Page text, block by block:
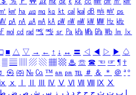
㎡ ㎢ ㏊ ㎍ ㎎ ㎏ ㏏ ㎈ ㎉ ㏈ ㎧ ㎨ ㎰
㎹ ㎀ ㎁ ㎂ ㎃ ㎄ ㎺ ㎻ ㎽ ㎾ ㎿ ㎐ ㎑
㏖ ㏅ ㎭ ㎮ ㎯ ㏛ ㎩ ㎪ ㎫ ㎬ ㏝ ㏐
㏓
■ △ ▽ → ← ↑ ↓ ↔ 〓 ◁ ◀ ▷ ▶ ♤
▒ ▤ ▨ ▧ ▦ ▩ ♨ ☏ ☎ ☜ ☞ ¶ †
㉿ ㈜ № ㏇ ™ ㏂ ㏘ ℡ ＃ ＆ ＊ ＠ ª º
ⅸ ⅹ Ⅳ Ⅴ Ⅵ Ⅶ Ⅷ Ⅸ Ⅹ
ب ت ث ج ح خ د ذ ر ز س ش ص ض